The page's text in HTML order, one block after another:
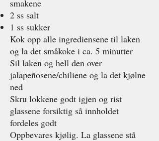
smakene
2 ss salt
1 ss sukker
Kok opp alle ingrediensene til laken
og la det småkoke i ca. 5 minutter
Sil laken og hell den over
jalapeñosene/chiliene og la det kjølne
ned
Skru lokkene godt igjen og rist
glassene forsiktig så innholdet
fordeles godt
Oppbevares kjølig. La glassene stå